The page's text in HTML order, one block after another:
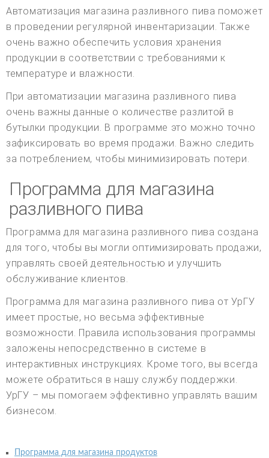
Автоматизация магазина разливного пива поможет
в проведении регулярной инвентаризации. Также
очень важно обеспечить условия хранения
продукции в соответствии с требованиями к
температуре и влажности.
При автоматизации магазина разливного пива
очень важны данные о количестве разлитой в
бутылки продукции. В программе это можно точно
зафиксировать во время продажи. Важно следить
за потреблением, чтобы минимизировать потери.
Программа для магазина
разливного пива
Программа для магазина разливного пива создана
для того, чтобы вы могли оптимизировать продажи,
управлять своей деятельностью и улучшить
обслуживание клиентов.
Программа для магазина разливного пива от УрГУ
имеет простые, но весьма эффективные
возможности. Правила использования программы
заложены непосредственно в системе в
интерактивных инструкциях. Кроме того, вы всегда
можете обратиться в нашу службу поддержки.
УрГУ – мы помогаем эффективно управлять вашим
бизнесом.
Программа для магазина продуктов